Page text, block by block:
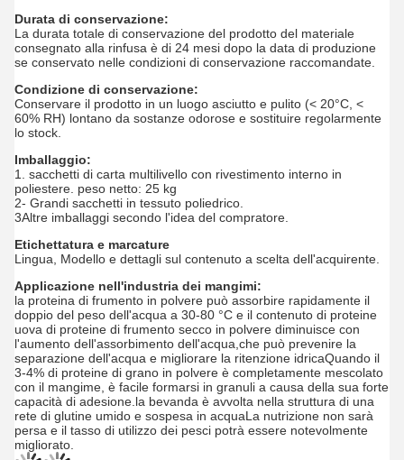
Durata di conservazione:
La durata totale di conservazione del prodotto del materiale
consegnato alla rinfusa è di 24 mesi dopo la data di produzione
se conservato nelle condizioni di conservazione raccomandate.
Condizione di conservazione:
Conservare il prodotto in un luogo asciutto e pulito (< 20°C, <
60% RH) lontano da sostanze odorose e sostituire regolarmente
lo stock.
Imballaggio:
1. sacchetti di carta multilivello con rivestimento interno in
poliestere. peso netto: 25 kg
2- Grandi sacchetti in tessuto poliedrico.
3Altre imballaggi secondo l'idea del compratore.
Etichettatura e marcature
Lingua, Modello e dettagli sul contenuto a scelta dell'acquirente.
Applicazione nell'industria dei mangimi:
la proteina di frumento in polvere può assorbire rapidamente il
doppio del peso dell'acqua a 30-80 °C e il contenuto di proteine
uova di proteine di frumento secco in polvere diminuisce con
l'aumento dell'assorbimento dell'acqua,che può prevenire la
separazione dell'acqua e migliorare la ritenzione idricaQuando il
3-4% di proteine di grano in polvere è completamente mescolato
con il mangime, è facile formarsi in granuli a causa della sua forte
capacità di adesione.la bevanda è avvolta nella struttura di una
rete di glutine umido e sospesa in acquaLa nutrizione non sarà
persa e il tasso di utilizzo dei pesci potrà essere notevolmente
migliorato.